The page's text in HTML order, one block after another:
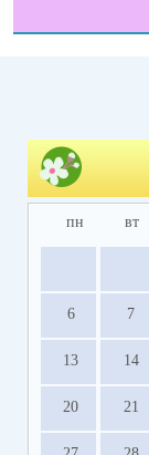
пн вт
6 7
13 14
20 21